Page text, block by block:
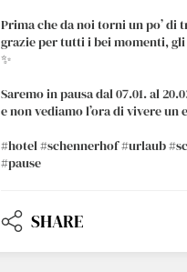
Prima che da noi torni un po’
grazie per tutti i bei momenti,
✨
Saremo in pausa dal 07.01. al
e non vediamo l’ora di vivere
#hotel #schennerhof #urlaub
#pause
SHARE
Facebook
LinkedIn